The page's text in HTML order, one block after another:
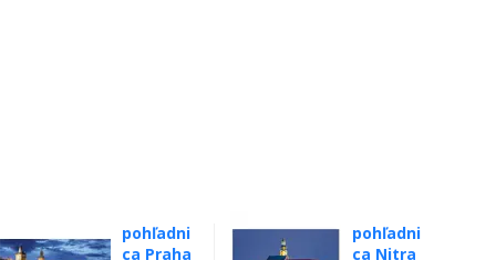
pohľadni
ca Praha
pohľadni
ca Nitra